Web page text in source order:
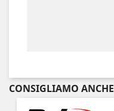
CONSIGLIAMO ANCHE